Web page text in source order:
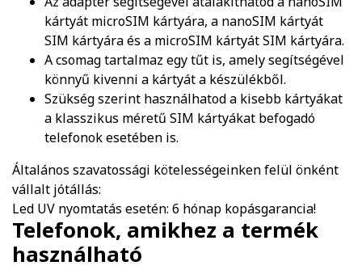
kártyát microSIM kártyára, a nanoSIM kártyát
SIM kártyára és a microSIM kártyát SIM kártyára.
A csomag tartalmaz egy tűt is, amely segítségével
könnyű kivenni a kártyát a készülékből.
Szükség szerint használhatod a kisebb kártyákat
a klasszikus méretű SIM kártyákat befogadó
telefonok esetében is.
Általános szavatossági kötelességeinken felül önként
vállalt jótállás:
Led UV nyomtatás esetén: 6 hónap kopásgarancia!
Telefonok, amikhez a termék
használható